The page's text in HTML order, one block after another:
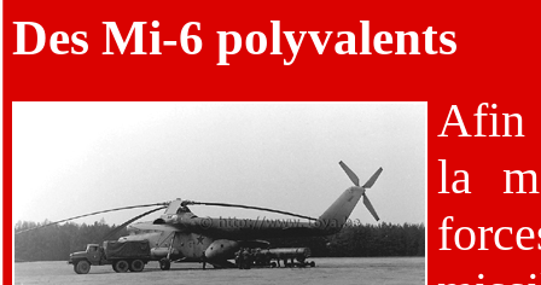
Des Mi-6 polyvalents
Afin
la